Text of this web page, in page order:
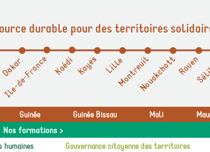
durable pour des territoires
Guinée Guinée Bissau Mali
Nos formations >
Gouvernance citoyenne des territoires